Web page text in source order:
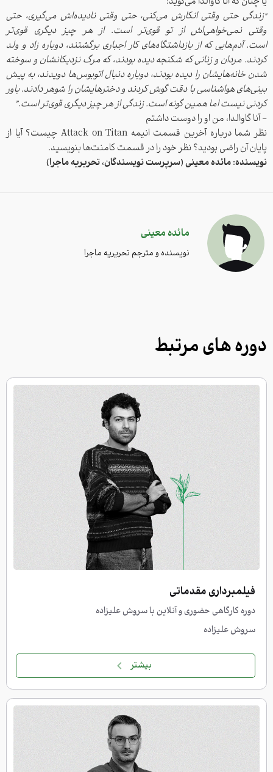
"زندگی حتی وقتی انکارش می‌کنی،حتی وقتی نادیده‌اش می‌گیری، حتی
وقتی نمی‌خواهی‌اش از تو قوی‌تر است.از هر چیز دیگری قوی‌تر
است.آدم‌هایی که از بازداشتگاه‌های کار اجباری برگشتند،دوباره زاد و ولد
کردند. مردان و زنانی که شکنجه دیده بودند،که مرگ نزدیکانشان و سوخته
شدن خانه‌هایشان رادیده بودند،دوباره دنبال اتوبوس‌ها دویدند،به پیش
بینی‌های هوا‌شناسی با دقت گوش کردند و دختر‌هایشان را شوهر دادند.باور
کردنی نیست اما همین گونه است.زندگی از هر چیز دیگری قوی‌تر است.”
- آنا گاوالدا، من او را دوست داشتم
نظر شما درباره آخرین قسمت انیمه Attack on Titan چیست؟ آیا از
پایان آن راضی بودید؟ نظر خود را در قسمت کامنت‌ها بنویسید.
نویسنده: مائده معینی (سرپرست نویسندگان، تحریریه ماجرا)
مائده معینی
نویسنده و مترجم تحریریه ماجرا
دوره های مرتبط
فیلمبرداری مقدماتی
دوره کارگاهی حضوری و آنلاین با سروش علیزاده
سروش علیزاده
بیشتر